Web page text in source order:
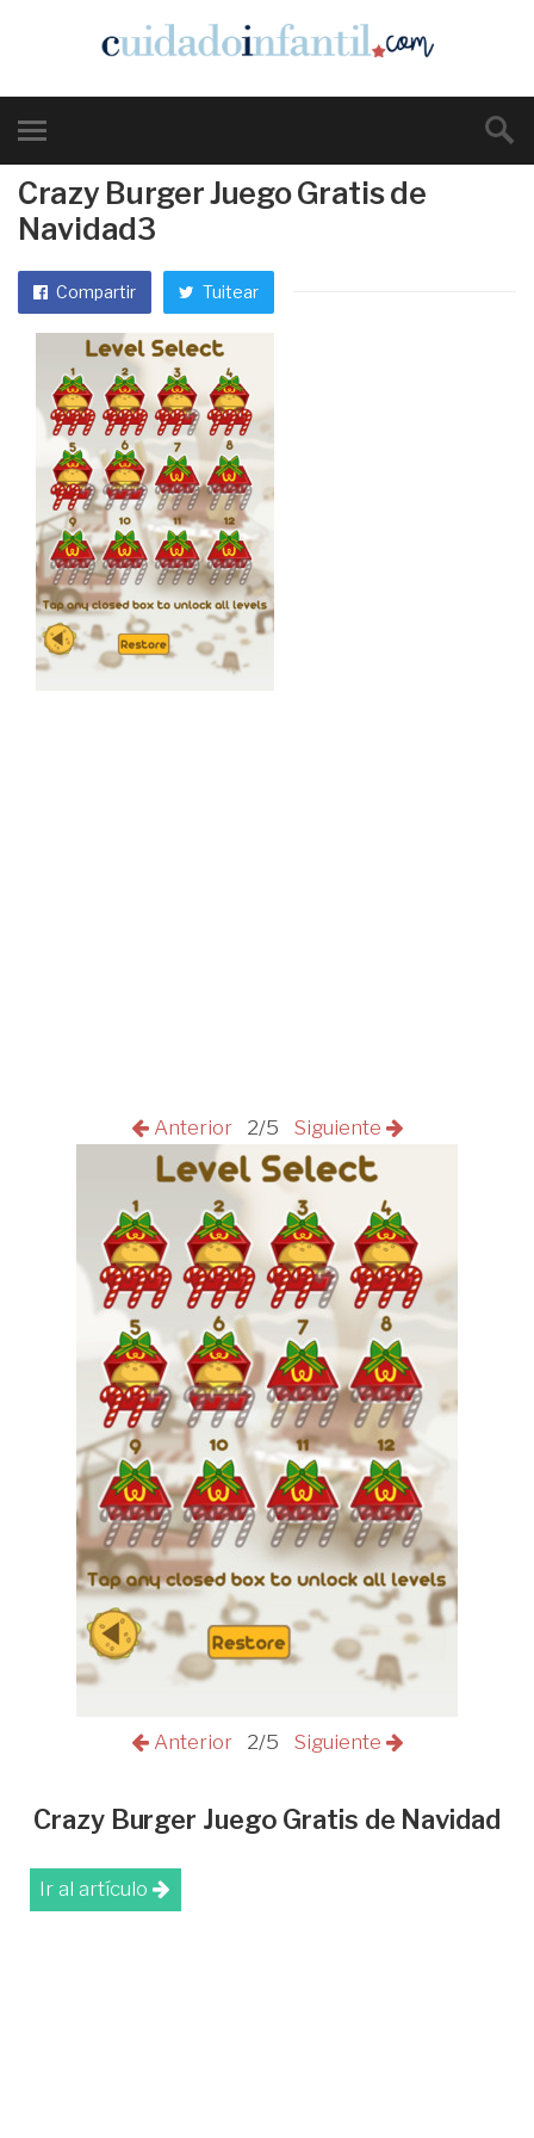
Crazy Burger Juego Gratis de
Navidad3
Compartir Tuitear
Anterior 2/5 Siguiente
Anterior 2/5 Siguiente
Crazy Burger Juego Gratis de Navidad
Ir al artículo